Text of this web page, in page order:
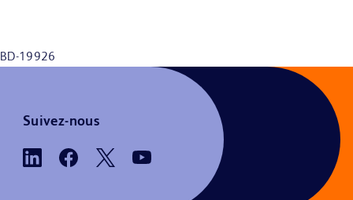
BD-19926
Suivez-nous